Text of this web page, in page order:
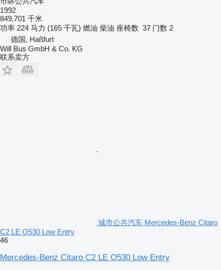
1992
849,701 千米
功率 224 马力 (165 千瓦) 燃油 柴油 座椅数 37 门数 2
德国, Haßfurt
Will Bus GmbH & Co. KG
联系卖方
城市公共汽车 Mercedes-Benz Citaro
C2 LE O530 Low Entry
46
Mercedes-Benz Citaro C2 LE O530 Low Entry